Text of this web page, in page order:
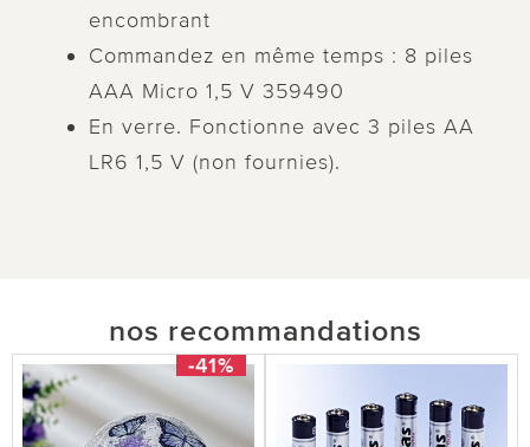
encombrant
Commandez en même temps : 8 piles
AAA Micro 1,5 V 359490
En verre. Fonctionne avec 3 piles AA
LR6 1,5 V (non fournies).
nos recommandations
-41%